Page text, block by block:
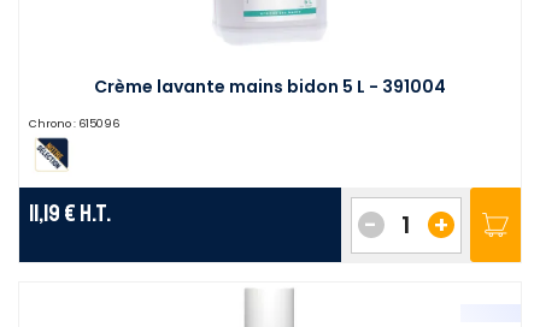
Crème lavante mains bidon 5 L - 391004
Chrono : 615096
11,19 € H.T. +
-